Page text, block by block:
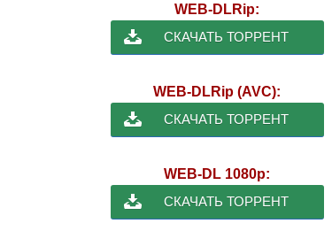
WEB-DLRip:
СКАЧАТЬ ТОРРЕНТ
WEB-DLRip (AVC):
СКАЧАТЬ ТОРРЕНТ
WEB-DL 1080p:
СКАЧАТЬ ТОРРЕНТ